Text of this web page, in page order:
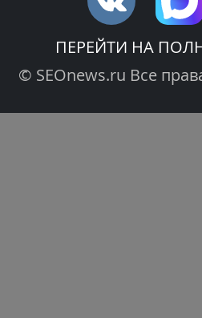
ПЕРЕЙТИ НА
© SEOnews.ru Все